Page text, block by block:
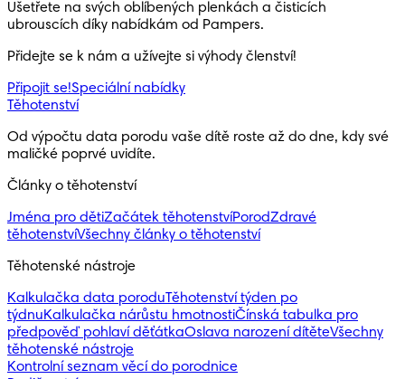
Ušetřete na svých oblíbených plenkách a čisticích
ubrouscích díky nabídkám od Pampers.
Přidejte se k nám a užívejte si výhody členství!
Připojit se!Speciální nabídky
Těhotenství
Od výpočtu data porodu vaše dítě roste až do dne, kdy své
maličké poprvé uvidíte.
Články o těhotenství
Jména pro dětiZačátek těhotenstvíPorodZdravé
těhotenstvíVšechny články o těhotenství
Těhotenské nástroje
Kalkulačka data poroduTěhotenství týden po
týdnuKalkulačka nárůstu hmotnostiČínská tabulka pro
předpověď pohlaví děťátkaOslava narození dítěteVšechny
těhotenské nástroje
Kontrolní seznam věcí do porodnice